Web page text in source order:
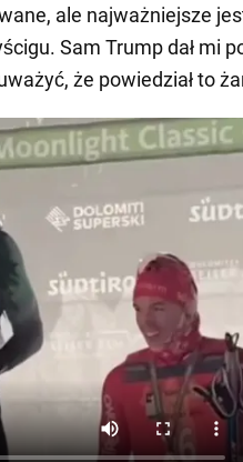
ale najważniejsze
Sam Trump dał mi
że powiedział to